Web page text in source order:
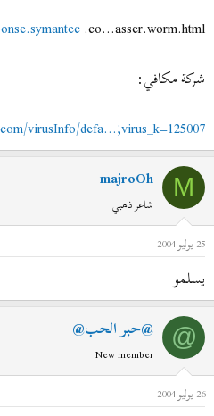
.co...asser.worm.html
شركة مكافي:
virusInfo/defa...;virus_k=125007
M
majroOh
شاعر ذهبي
25 يوليو 2004
يسلمو
@ @حبر الحب@
New member
26 يوليو 2004